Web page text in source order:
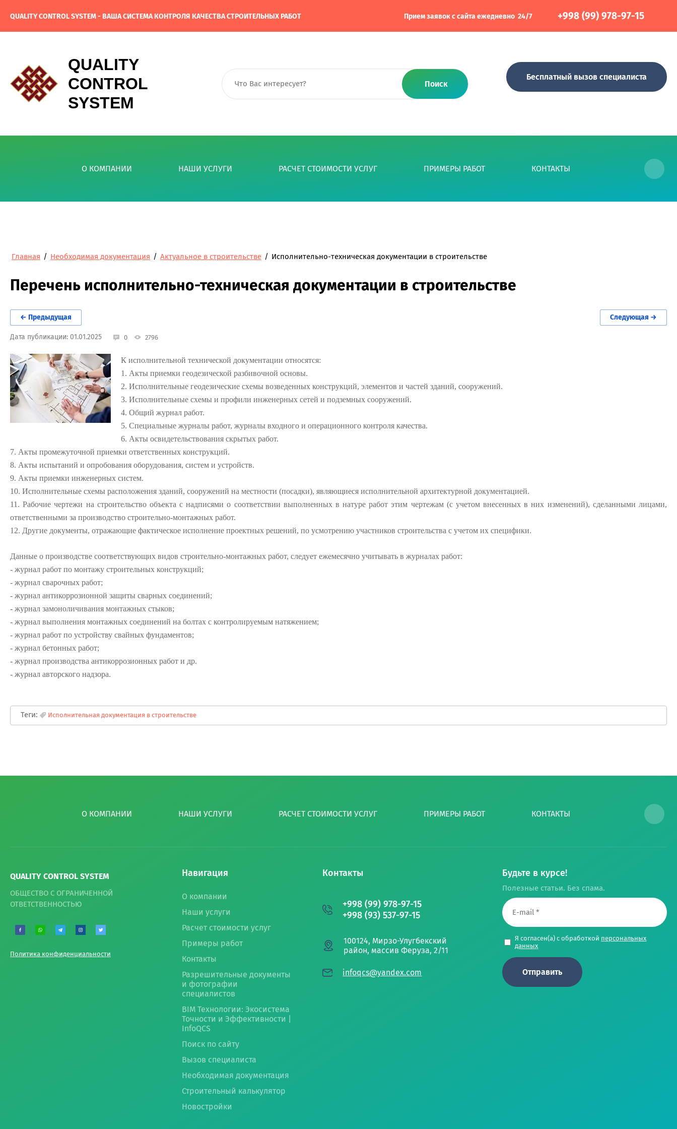
QUALITY CONTROL SYSTEM - ВАША СИСТЕМА КОНТРОЛЯ КАЧЕСТВА СТРОИТЕЛЬНЫХ РАБОТ Прием заявок с сайта ежедневно 24/7 +998 (99) 978-97-15
QUALITY
CONTROL
SYSTEM
Поиск
Бесплатный вызов специалиста
О КОМПАНИИ НАШИ УСЛУГИ РАСЧЕТ СТОИМОСТИ УСЛУГ ПРИМЕРЫ РАБОТ КОНТАКТЫ
Главная / Необходимая документация / Актуальное в строительстве / Исполнительно-техническая документации в строительстве
Перечень исполнительно-техническая документации в строительстве
← Предыдущая Следующая →
Дата публикации: 01.01.2025 0 2796
К исполнительной технической документации относятся:
1. Акты приемки геодезической разбивочной основы.
2. Исполнительные геодезические схемы возведенных конструкций, элементов и частей зданий, сооружений.
3. Исполнительные схемы и профили инженерных сетей и подземных сооружений.
4. Общий журнал работ.
5. Специальные журналы работ, журналы входного и операционного контроля качества.
6. Акты освидетельствования скрытых работ.
7. Акты промежуточной приемки ответственных конструкций.
8. Акты испытаний и опробования оборудования, систем и устройств.
9. Акты приемки инженерных систем.
10. Исполнительные схемы расположения зданий, сооружений на местности (посадки), являющиеся исполнительной архитектурной документацией.
11. Рабочие чертежи на строительство объекта с надписями о соответствии выполненных в натуре работ этим чертежам (с учетом внесенных в них изменений), сделанными лицами,
ответственными за производство строительно-монтажных работ.
12. Другие документы, отражающие фактическое исполнение проектных решений, по усмотрению участников строительства с учетом их специфики.
Данные о производстве соответствующих видов строительно-монтажных работ, следует ежемесячно учитывать в журналах работ:
- журнал работ по монтажу строительных конструкций;
- журнал сварочных работ;
- журнал антикоррозионной защиты сварных соединений;
- журнал замоноличивания монтажных стыков;
- журнал выполнения монтажных соединений на болтах с контролируемым натяжением;
- журнал работ по устройству свайных фундаментов;
- журнал бетонных работ;
- журнал производства антикоррозионных работ и др.
- журнал авторского надзора.
Теги: Исполнительная документация в строительстве
О КОМПАНИИ НАШИ УСЛУГИ РАСЧЕТ СТОИМОСТИ УСЛУГ ПРИМЕРЫ РАБОТ КОНТАКТЫ
QUALITY CONTROL SYSTEM
ОБЩЕСТВО С ОГРАНИЧЕННОЙ
ОТВЕТСТВЕННОСТЬЮ
Политика конфиденциальности
Навигация
О компании
Наши услуги
Расчет стоимости услуг
Примеры работ
Контакты
Разрешительные документы
и фотографии
специалистов
BIM Технологии: Экосистема
Точности и Эффективности |
InfoQCS
Поиск по сайту
Вызов специалиста
Необходимая документация
Строительный калькулятор
Новостройки
Контакты
+998 (99) 978-97-15
+998 (93) 537-97-15
100124, Мирзо-Улугбекский
район, массив Феруза, 2/11
infoqcs@yandex.com
Будьте в курсе!
Полезные статьи. Без спама.
Я согласен(а) с обработкой персональных
данных
Отправить